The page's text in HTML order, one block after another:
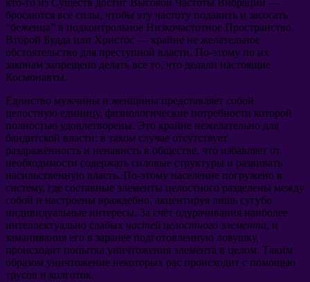
кто-то из Существ достиг Высокой Частоты Вибрации —
бросаются все силы, чтобы эту частоту подавить и засосать
“беженца” в подконтрольное Низкочастотное Пространство.
Второй Будда или Христос — крайне не желательное
обстоятельство для преступной власти. По-этому по их
законам запрещено делать все то, что делали настоящие
Космонавты.
Единство мужчины и женщины представляет собой
целостную единицу, физиологические потребности которой
полностью удовлетворены. Это крайне нежелательно для
бандитской власти: в таком случае отсутствует
раздражённость и ненависть в обществе, что избавляет от
необходимости содержать силовые структуры и развивать
насильственную власть. По-этому население погружено в
систему, где составные элементы целостного разделены между
собой и настроены враждебно, акцентируя лишь сугубо
индивидуальные интересы. За счёт одурачивания наиболее
интеллектуально слабых частей целостного элемента, и
заманивания его в заранее подготовленную ловушку,
происходит попытка уничтожения элемента в целом. Таким
образом уничтожение некоторых рас происходит с помощью
трусов и колготок.